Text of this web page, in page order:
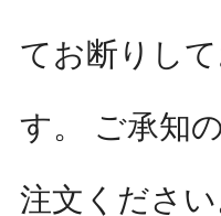
てお断りして
す。 ご承知
注文くださ